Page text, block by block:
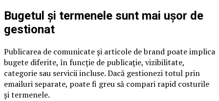
Bugetul și termenele sunt mai ușor de
gestionat
Publicarea de comunicate și articole de brand poate implica
bugete diferite, în funcție de publicație, vizibilitate,
categorie sau servicii incluse. Dacă gestionezi totul prin
emailuri separate, poate fi greu să compari rapid costurile
și termenele.